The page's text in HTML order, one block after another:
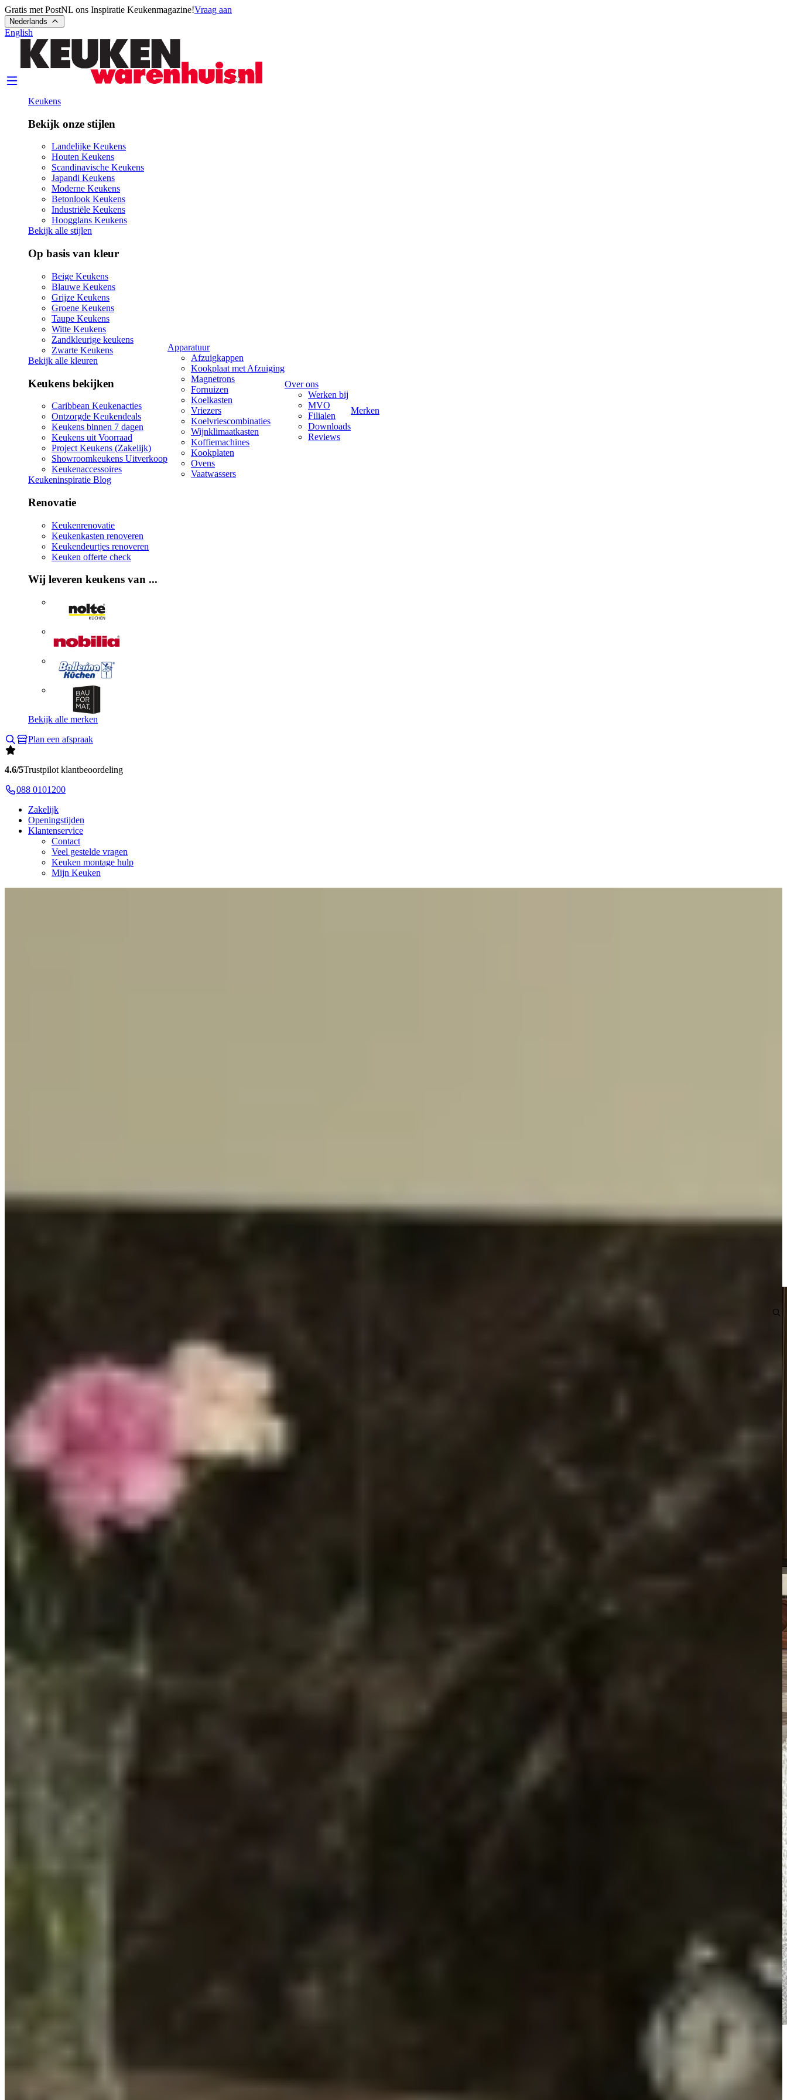
Gratis met PostNL ons Inspiratie Keukenmagazine!Vraag aan
Nederlands
English
Keukens
Bekijk onze stijlen
Landelijke Keukens
Houten Keukens
Scandinavische Keukens
Japandi Keukens
Moderne Keukens
Betonlook Keukens
Industriële Keukens
Hoogglans Keukens
Bekijk alle stijlen
Op basis van kleur
Beige Keukens
Blauwe Keukens
Grijze Keukens
Groene Keukens
Taupe Keukens
Witte Keukens
Zandkleurige keukens
Zwarte Keukens
Bekijk alle kleuren
Keukens bekijken
Caribbean Keukenacties
Ontzorgde Keukendeals
Keukens binnen 7 dagen
Keukens uit Voorraad
Project Keukens (Zakelijk)
Showroomkeukens Uitverkoop
Keukenaccessoires
Keukeninspiratie Blog
Renovatie
Keukenrenovatie
Keukenkasten renoveren
Keukendeurtjes renoveren
Keuken offerte check
Wij leveren keukens van ...
Bekijk alle merken
Apparatuur
Afzuigkappen
Kookplaat met Afzuiging
Magnetrons
Fornuizen
Koelkasten
Vriezers
Koelvriescombinaties
Wijnklimaatkasten
Koffiemachines
Kookplaten
Ovens
Vaatwassers
Over ons
Werken bij
MVO
Filialen
Downloads
Reviews
Merken
Plan een afspraak
4.6/5Trustpilot klantbeoordeling
088 0101200
Zakelijk
Openingstijden
Klantenservice
Contact
Veel gestelde vragen
Keuken montage hulp
Mijn Keuken
Zevenhuizen in de kleur Intermezzo Lux. De haaks aan het kookeiland bevestigde eettafel, uitgevoerd in hetzelfde materiaal als het werkblad, maakt van de keuken een echte leefruimte. Luxe details zoals de
ingebouwde koffienis met doorlopende achterwand, de gouden Quooker met bijpassende spoelbak en de goudgele greeplijsten geven de keuken een stijlvol en persoonlijk karakter.
Nog vóór hun eerste showroombezoek wist Celine al goed wat ze wilde. “Ik wist eigenlijk meteen dat ik een walnoot houtlook eilandkeuken wilde.” Online deed ze inspiratie op en deelde haar favoriete ideeën